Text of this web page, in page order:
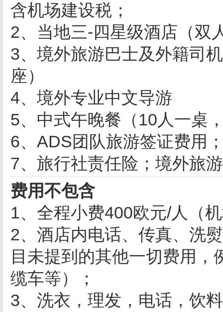
含机场建设税；
2、当地三-四星级酒店（双
3、境外旅游巴士及外籍司
座）
4、境外专业中文导游
5、中式午晚餐（10人一桌
6、ADS团队旅游签证费用
7、旅行社责任险；境外旅
费用不包含
1、全程小费400欧元/人（
2、酒店内电话、传真、洗
目未提到的其他一切费用
缆车等）；
3、洗衣，理发，电话，饮